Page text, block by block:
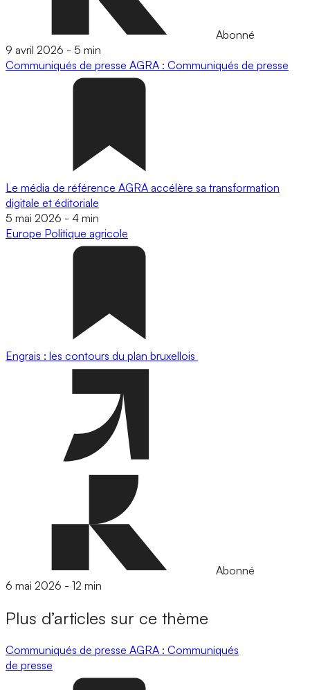
Abonné
9 avril 2026 - 5 min
Communiqués de presse AGRA : Communiqués de presse
Le média de référence AGRA accélère sa transformation
digitale et éditoriale
5 mai 2026 - 4 min
Europe Politique agricole
Engrais : les contours du plan bruxellois
Abonné
6 mai 2026 - 12 min
Plus d’articles sur ce thème
Communiqués de presse AGRA : Communiqués
de presse